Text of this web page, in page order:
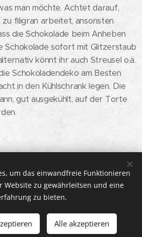
man möchte. Achtet darauf,
zu filigran arbeitet, ansonsten
die Schokolade beim Anheben
Schokolade sofort mit Glitzerstaub
könnt ihr auch Streusel o.ä.
Schokoladendeko am Besten
in den Kühlschrank legen. Die
gut ausgekühlt, auf der Torte
| Alle Rechte vorbehalten.
Cookies
Sprachen
Deutsch
Italiano
um das einwandfreie Funktionieren
Website zu gewährleitsen und eine
zu bieten.
Alle akzeptieren